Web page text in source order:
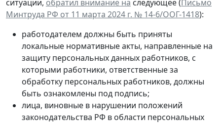
ситуации, обратил внимание на следующее (Письмо
Минтруда РФ от 11 марта 2024 г. № 14-6/ООГ-1418):
работодателем должны быть приняты
локальные нормативные акты, направленные на
защиту персональных данных работников, с
которыми работники, ответственные за
обработку персональных работников, должны
быть ознакомлены под подпись;
лица, виновные в нарушении положений
законодательства РФ в области персональных